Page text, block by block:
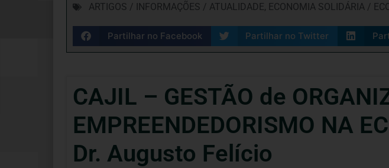
ARTIGOS / INFORMAÇÕES / ATUALIDADE, ECONOMIA SOLIDÁRIA /
Partilhar no Facebook Partilhar no Twitter
CAJIL – GESTÃO de
EMPREENDEDORISMO NA
Dr. Augusto Felício